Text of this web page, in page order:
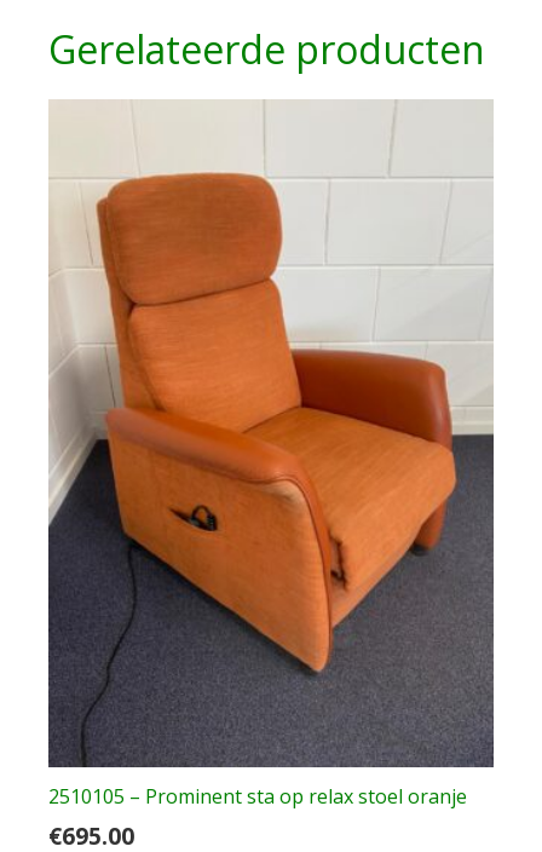
Gerelateerde producten
2510105 – Prominent sta op relax stoel oranje
€695.00